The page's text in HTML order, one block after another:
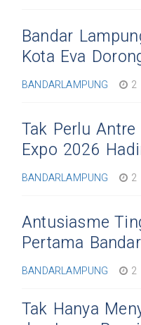
Bandar
Kota Eva
BANDARLAMPUNG 2
Tak Perlu
Expo 2026
BANDARLAMPUNG 2
Antusiasme
Pertama
BANDARLAMPUNG 2
Tak Hanya